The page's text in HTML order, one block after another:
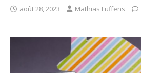
août 28, 2023 Mathias Luffens